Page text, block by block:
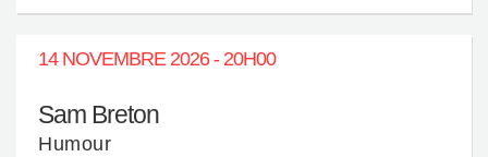
14 NOVEMBRE 2026 - 20H00
Sam Breton
Humour